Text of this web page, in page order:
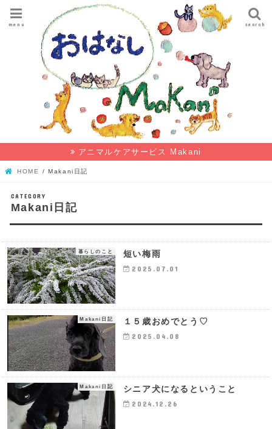
search
menu
アニマルケアサービス Makani
HOME Makani日記
Makani日記
暮らしのこと 短い梅雨
2025.07.01
Makani日記 １５歳おめでとう♡
2025.04.08
Makani日記 シニア犬になるということ
2024.12.26